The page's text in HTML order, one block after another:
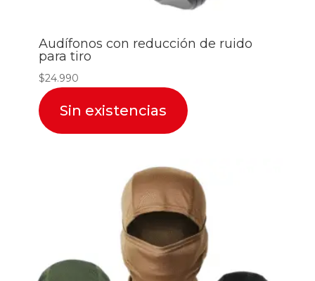
Audífonos con reducción de ruido
para tiro
$24.990
Sin existencias